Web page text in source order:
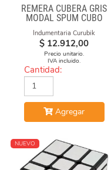
REMERA CUBERA GRIS
MODAL SPUM CUBO
Indumentaria Curubik
$ 12.912,00
Precio unitario.
IVA incluido.
Cantidad:
Agregar
NUEVO